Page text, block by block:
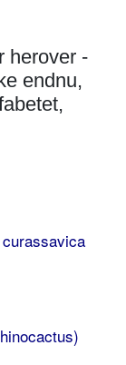
herover -
endnu,